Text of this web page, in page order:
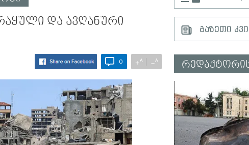
და ავღანური
0 +A −A
გაზეთი